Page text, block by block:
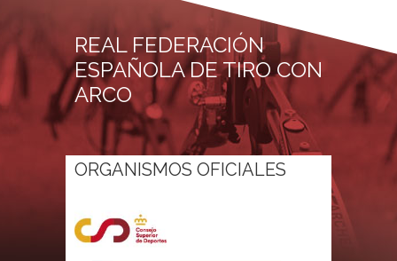
REAL FEDERACIÓN
ESPAÑOLA DE TIRO CON
ARCO
ORGANISMOS OFICIALES